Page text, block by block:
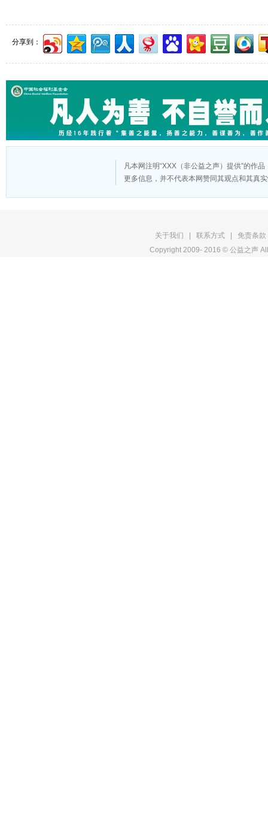
分享到：
凡本网注明“XXX（非公益之声）提供”的作
更多信息，并不代表本网赞同其观点和其真
关于我们 | 联系方式 |
免责条款
Copyright 2009- 2016 © 公益之声